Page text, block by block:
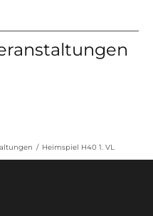
/ Heimspiel H40 1. VL